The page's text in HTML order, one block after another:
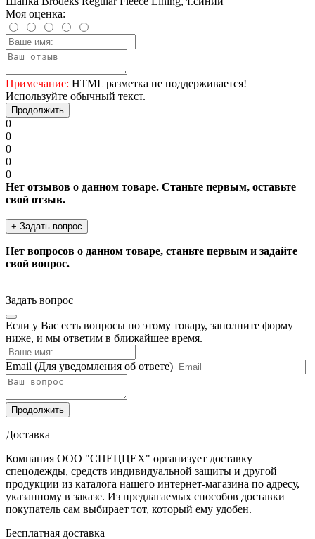
Моя оценка:
Примечание: HTML разметка не поддерживается!
Используйте обычный текст.
Продолжить
0
0
0
0
0
Нет отзывов о данном товаре. Станьте первым, оставьте
свой отзыв.
+ Задать вопрос
Нет вопросов о данном товаре, станьте первым и задайте
свой вопрос.
Задать вопрос
Если у Вас есть вопросы по этому товару, заполните форму
ниже, и мы ответим в ближайшее время.
Email (Для уведомления об ответе)
Продолжить
Доставка
Компания ООО "СПЕЦЦЕХ" организует доставку
спецодежды, средств индивидуальной защиты и другой
продукции из каталога нашего интернет-магазина по адресу,
указанному в заказе. Из предлагаемых способов доставки
покупатель сам выбирает тот, который ему удобен.
Бесплатная доставка